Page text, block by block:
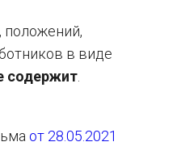
, положений,
в виде
содержит
от 28.05.2021